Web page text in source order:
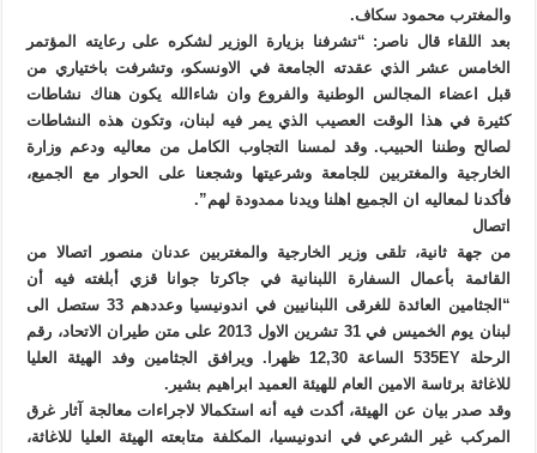
والمغترب محمود سكاف.
بعد اللقاء قال ناصر: “تشرفنا بزيارة الوزير لشكره على رعايته المؤتمر
الخامس عشر الذي عقدته الجامعة في الاونسكو، وتشرفت باختياري من
قبل اعضاء المجالس الوطنية والفروع وان شاءالله يكون هناك نشاطات
كثيرة في هذا الوقت العصيب الذي يمر فيه لبنان، وتكون هذه النشاطات
لصالح وطننا الحبيب. وقد لمسنا التجاوب الكامل من معاليه ودعم وزارة
الخارجية والمغتربين للجامعة وشرعيتها وشجعنا على الحوار مع الجميع،
فأكدنا لمعاليه ان الجميع اهلنا ويدنا ممدودة لهم”.
اتصال
من جهة ثانية، تلقى وزير الخارجية والمغتربين عدنان منصور اتصالا من
القائمة بأعمال السفارة اللبنانية في جاكرتا جوانا قزي أبلغته فيه أن
“الجثامين العائدة للغرقى اللبنانيين في اندونيسيا وعددهم 33 ستصل الى
لبنان يوم الخميس في 31 تشرين الاول 2013 على متن طيران الاتحاد، رقم
الرحلة 535EY الساعة 12,30 ظهرا. ويرافق الجثامين وفد الهيئة العليا
للاغاثة برئاسة الامين العام للهيئة العميد ابراهيم بشير.
وقد صدر بيان عن الهيئة، أكدت فيه أنه استكمالا لاجراءات معالجة آثار غرق
المركب غير الشرعي في اندونيسيا، المكلفة متابعته الهيئة العليا للاغاثة،